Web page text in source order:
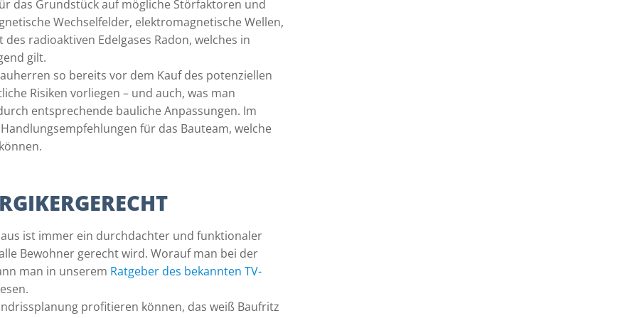
das Grundstück auf mögliche Störfaktoren und
Wechselfelder, elektromagnetische Wellen,
radioaktiven Edelgases Radon, welches in
gilt.
so bereits vor dem Kauf des potenziellen
Risiken vorliegen – und auch, was man
entsprechende bauliche Anpassungen. Im
für das Bauteam, welche
ist immer ein durchdachter und funktionaler
Bewohner gerecht wird. Worauf man bei der
man in unserem Ratgeber des bekannten TV-
profitieren können, das weiß Baufritz